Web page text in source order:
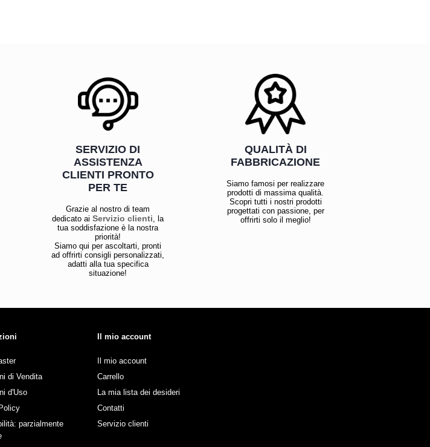
SERVIZIO DI
ASSISTENZA
CLIENTI PRONTO
PER TE
Grazie al nostro di team
dedicato aiServizio clienti, la
tua soddisfazione è la nostra
priorità!
Siamo qui per ascoltarti, pronti
ad offrirti consigli personalizzati,
adatti alla tua specifica
situazione!
QUALITÀ DI
FABBRICAZIONE
Siamo famosi per realizzare
prodotti di massima qualità.
Scopri tutti i nostri prodotti
progettati con passione, per
offrirti solo il meglio!
di Vendita
d'Uso
parzialmente
Il mio account
Il mio account
Carrello
La mia lista dei desideri
Contatti
Servizio clienti